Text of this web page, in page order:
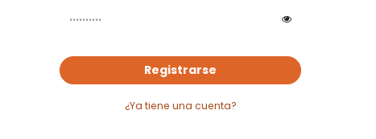
Registrarse
¿Ya tiene una cuenta?